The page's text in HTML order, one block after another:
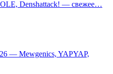
Denshattack! — свежее…
— Mewgenics, YAPYAP,